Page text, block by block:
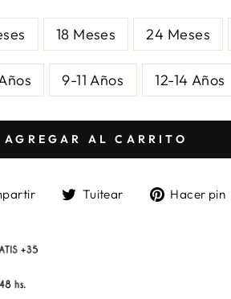
18 Meses 24 Meses
9-11 Años 12-14 Años
AGREGAR AL CARRITO
Compartir
Tuitear
TuitearHacer pin